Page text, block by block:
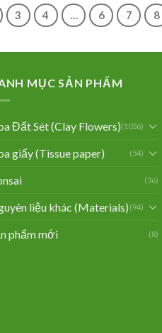
3 4 … 6 7 8
MỤC SẢN PHẨM
Đất Sét (Clay Flowers)(1036)
giấy (Tissue paper) (54)
(36)
liệu khác (Materials) (94)
phẩm mới (8)